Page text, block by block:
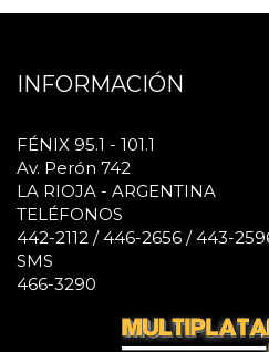
INFORMACIÓN
FÉNIX 95.1 - 101.1
Av. Perón 742
LA RIOJA - ARGENTINA
TELÉFONOS
442-2112 / 446-2656 / 443-
SMS
466-3290